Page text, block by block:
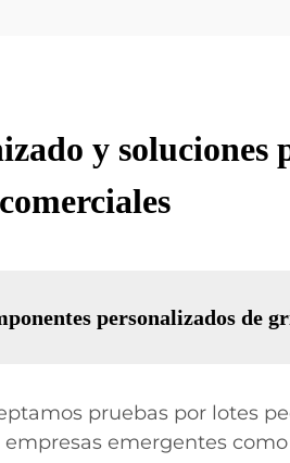
y
comerciales
personalizados de
pruebas por lotes
emergentes